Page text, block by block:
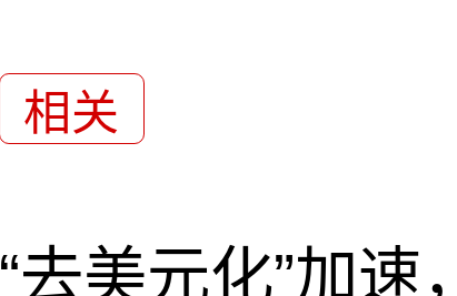
相关
“去美元化”加